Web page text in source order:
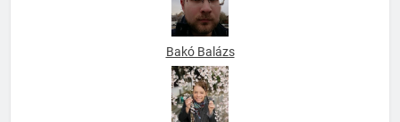
Bakó Balázs